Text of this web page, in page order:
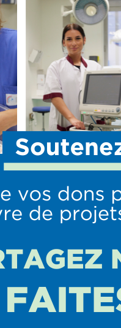
OFFRE DE
URGENCES
anesthésie